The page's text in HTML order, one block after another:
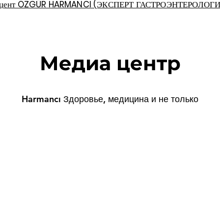
ÖZGÜR HARMANCI (ЭКСПЕРТ
Медиа центр
Harmancı Здоровье, медицина и не только